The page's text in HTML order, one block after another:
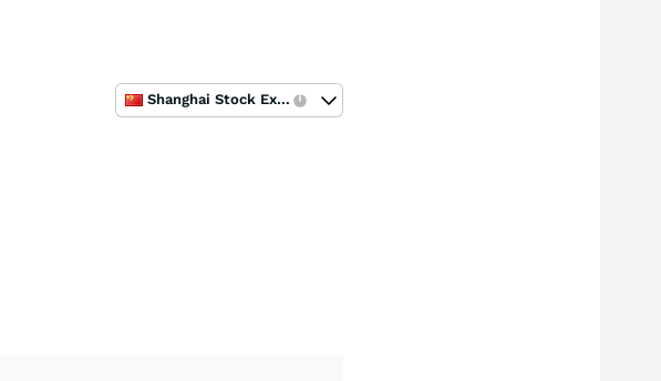
Shanghai Stock Exchange